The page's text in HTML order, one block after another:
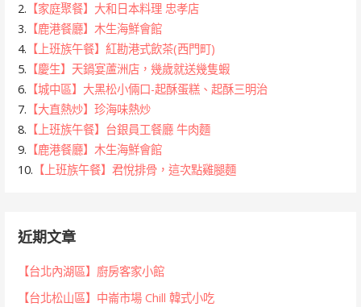
2. 【家庭聚餐】大和日本料理 忠孝店
3. 【鹿港餐廳】木生海鮮會館
4. 【上班族午餐】紅勘港式飲茶(西門町)
5. 【慶生】天鍋宴蘆洲店，幾歲就送幾隻蝦
6. 【城中區】大黑松小倆口-起酥蛋糕、起酥三明治
7. 【大直熱炒】珍海味熱炒
8. 【上班族午餐】台銀員工餐廳 牛肉麵
9. 【鹿港餐廳】木生海鮮會館
10. 【上班族午餐】君悅排骨，這次點雞腿麵
近期文章
【台北內湖區】廚房客家小館
【台北松山區】中崙市場 Chill 韓式小吃